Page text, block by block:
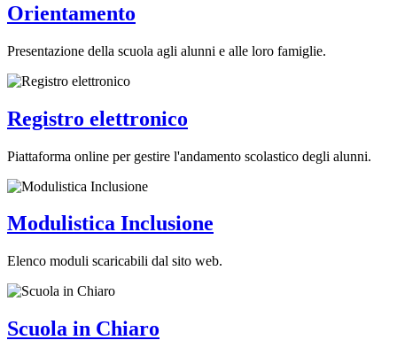
Orientamento
Presentazione della scuola agli alunni e alle loro famiglie.
Registro elettronico
Piattaforma online per gestire l'andamento scolastico degli alunni.
Modulistica Inclusione
Elenco moduli scaricabili dal sito web.
Scuola in Chiaro